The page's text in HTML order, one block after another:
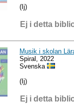
(Ij)
Ej i detta
Musik i skolan
Spiral, 2022
Svenska
(Ij)
Ej i detta